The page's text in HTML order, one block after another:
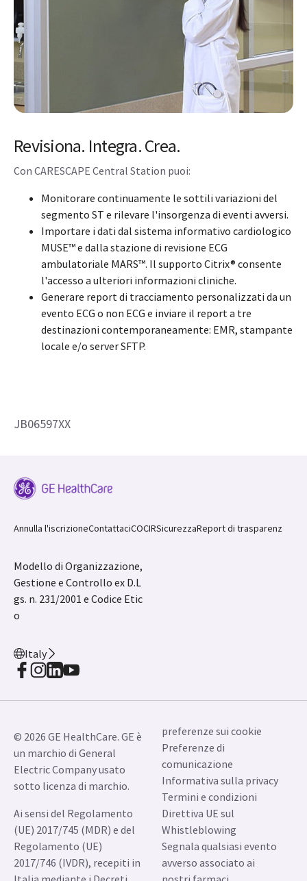
Revisiona. Integra. Crea.
Con CARESCAPE Central Station puoi:
Monitorare continuamente le sottili variazioni del
segmento ST e rilevare l'insorgenza di eventi avversi.
Importare i dati dal sistema informativo cardiologico
MUSE™ e dalla stazione di revisione ECG
ambulatoriale MARS™. Il supporto Citrix® consente
l'accesso a ulteriori informazioni cliniche.
Generare report di tracciamento personalizzati da un
evento ECG o non ECG e inviare il report a tre
destinazioni contemporaneamente: EMR, stampante
locale e/o server SFTP.
JB06597XX
Annulla l'iscrizioneContattaciCOCIRSicurezzaReport di trasparenz
Modello di Organizzazione,
Gestione e Controllo ex D.L
gs. n. 231/2001 e Codice Etic
o
Italy
© 2026 GE HealthCare. GE è
un marchio di General
Electric Company usato
sotto licenza di marchio.
Ai sensi del Regolamento
(UE) 2017/745 (MDR) e del
Regolamento (UE)
2017/746 (IVDR), recepiti in
preferenze sui cookie
Preferenze di
comunicazione
Informativa sulla privacy
Termini e condizioni
Direttiva UE sul
Whistleblowing
Segnala qualsiasi evento
avverso associato ai